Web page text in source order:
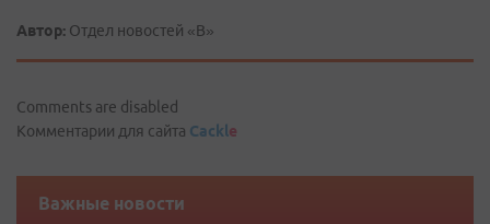
Автор: Отдел новостей «В»
Comments are disabled
Комментарии для сайта Cackle
Важные новости